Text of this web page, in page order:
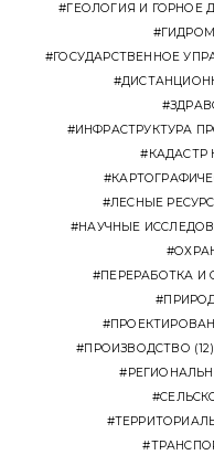
ГЕОЛОГИЯ И ГОРНОЕ
ГОСУДАРСТВЕННОЕ
ИНФРАСТРУКТУРА
ЛЕСНЫЕ
НАУЧНЫЕ
ПЕРЕРАБОТКА И
ПРОИЗВОДСТВО (12)